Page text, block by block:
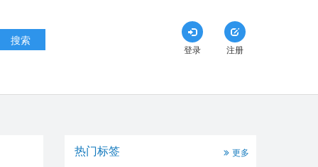
搜索
登录 注册
热门标签 更多